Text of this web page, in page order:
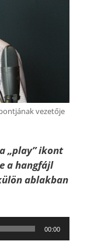
vezetője
„play” ikont
a hangfájl
ablakban
00:00